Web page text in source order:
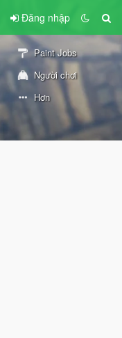
Đăng nhập
Paint Jobs
Người chơi
Hơn